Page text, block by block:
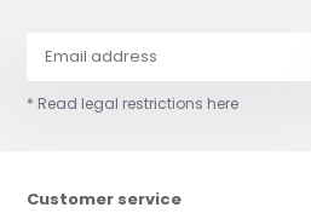
* Read legal restrictions here
Customer service